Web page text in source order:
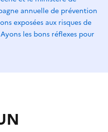
annuelle de prévention
exposées aux risques de
les bons réflexes pour